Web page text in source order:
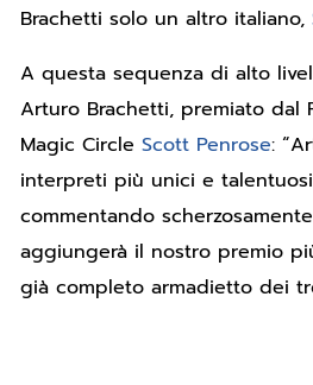
Brachetti solo un altro italiano,
A questa sequenza di alto
Arturo Brachetti, premiato dal
Magic Circle Scott Penrose:
interpreti più unici e
commentando
aggiungerà il nostro premio
già completo armadietto dei